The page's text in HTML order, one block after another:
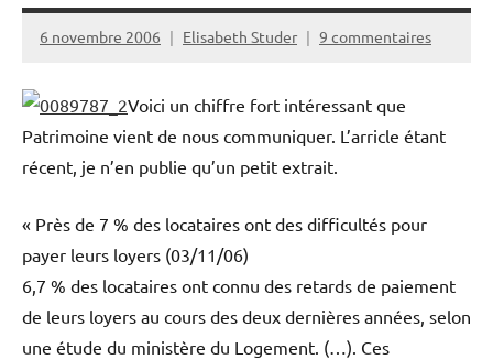
6 novembre 2006 Elisabeth Studer 9 commentaires
Voici un chiffre fort intéressant que
Patrimoine vient de nous communiquer. L’arricle étant
récent, je n’en publie qu’un petit extrait.
« Près de 7 % des locataires ont des difficultés pour
payer leurs loyers (03/11/06)
6,7 % des locataires ont connu des retards de paiement
de leurs loyers au cours des deux dernières années, selon
une étude du ministère du Logement. (…). Ces